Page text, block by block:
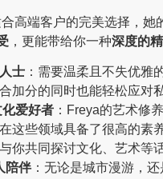
高端客户的完美选择，她
，更能带给你一种深度的
士 ：需要温柔且不失优雅
加分的同时也能轻松应对
爱好者：Freya的艺术修
这些领域具备了很高的素
你共同探讨文化、艺术等
陪伴 ：无论是城市漫游，